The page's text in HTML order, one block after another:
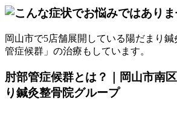
岡山市で5店舗展開している陽だまり
管症候群」の治療もしています。
肘部管症候群とは？｜岡山市南
り鍼灸整骨院グループ